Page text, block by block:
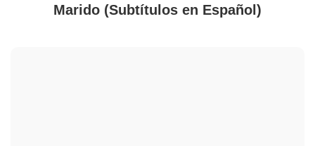
Marido (Subtítulos en Español)